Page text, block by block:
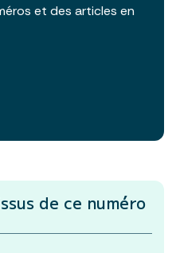
et des articles en
de ce numéro